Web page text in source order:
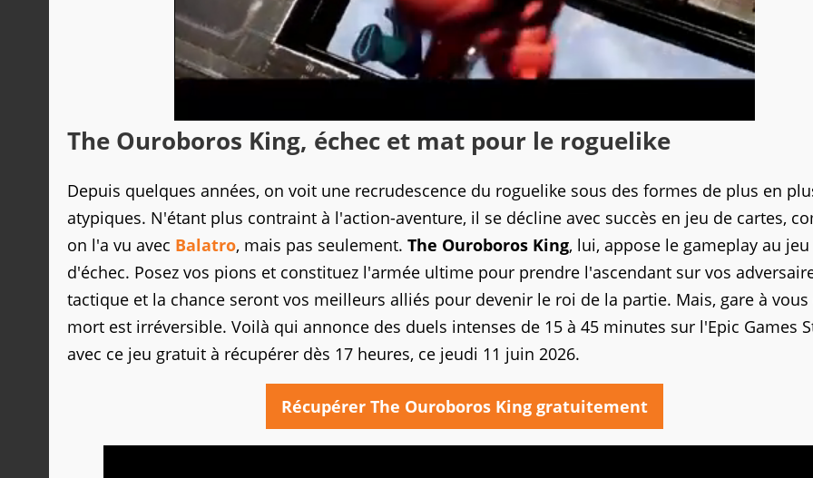
The Ouroboros King, échec et mat pour le roguelike
Depuis quelques années, on voit une recrudescence du roguelike sous des formes de plus en
atypiques. N'étant plus contraint à l'action-aventure, il se décline avec succès en jeu de cartes,
on l'a vu avec Balatro, mais pas seulement. The Ouroboros King, lui, appose le gameplay au jeu
d'échec. Posez vos pions et constituez l'armée ultime pour prendre l'ascendant sur vos
tactique et la chance seront vos meilleurs alliés pour devenir le roi de la partie. Mais, gare à vous
mort est irréversible. Voilà qui annonce des duels intenses de 15 à 45 minutes sur l'Epic Games
avec ce jeu gratuit à récupérer dès 17 heures, ce jeudi 11 juin 2026.
Récupérer The Ouroboros King gratuitement